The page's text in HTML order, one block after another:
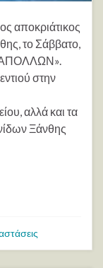
αποκριάτικος
το Σάββατο,
στην
αλλά και τα
Ξάνθης